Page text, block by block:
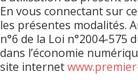
En vous connectant sur
les présentes modalités.
n°6 de la Loi n°2004-575
dans l’économie
site internet